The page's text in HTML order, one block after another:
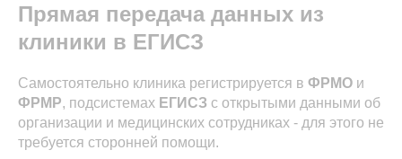
Прямая передача данных из
клиники в ЕГИСЗ
Самостоятельно клиника регистрируется в ФРМО и
ФРМР, подсистемах ЕГИСЗ с открытыми данными об
организации и медицинских сотрудниках - для этого не
требуется сторонней помощи.